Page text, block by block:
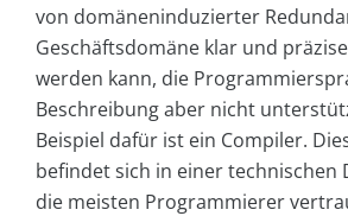
von domäneninduzierter
Geschäftsdomäne klar und
werden kann, die
Beschreibung aber nicht
Beispiel dafür ist ein Compiler.
befindet sich in einer technischen
die meisten Programmierer